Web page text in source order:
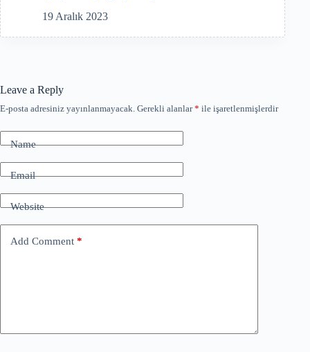
19 Aralık 2023
Leave a Reply
E-posta adresiniz yayınlanmayacak. Gerekli alanlar* ile işaretlenmişlerdir
Name
Email
Website
Add Comment *